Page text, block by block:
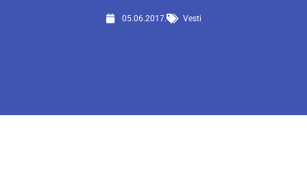
05.06.2017. Vesti